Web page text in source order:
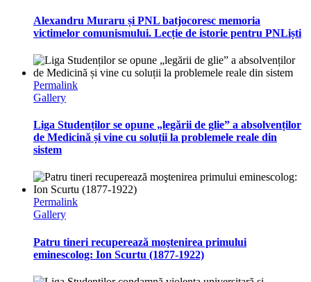
Alexandru Muraru și PNL batjocoresc memoria
victimelor comunismului. Lecție de istorie pentru PNLiști
Permalink
Gallery
Liga Studenților se opune „legării de glie” a absolvenților
de Medicină și vine cu soluții la problemele reale din
sistem
Permalink
Gallery
Patru tineri recuperează moştenirea primului
eminescolog: Ion Scurtu (1877-1922)